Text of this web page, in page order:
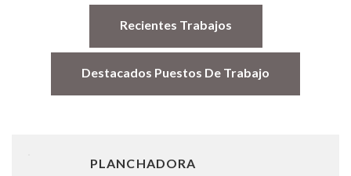
Recientes Trabajos
Destacados Puestos De Trabajo
PLANCHADORA